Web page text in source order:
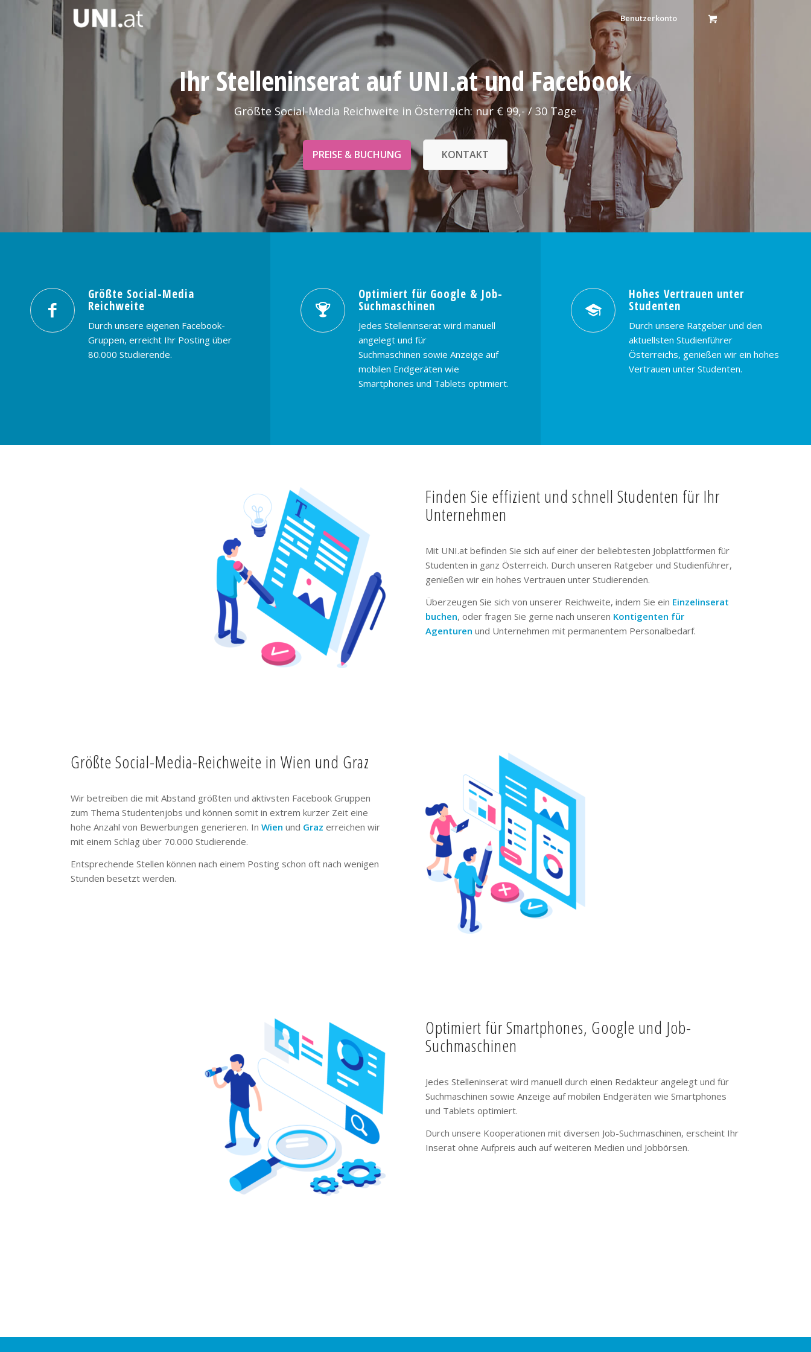
Benutzerkonto
Ihr Stelleninserat auf UNI.at und Facebook
Größte Social-Media Reichweite in Österreich: nur € 99,- / 30 Tage
PREISE & BUCHUNG KONTAKT
Größte Social-Media
Reichweite
Durch unsere eigenen Facebook-
Gruppen, erreicht Ihr Posting über
80.000 Studierende.
Optimiert für Google & Job-
Suchmaschinen
Jedes Stelleninserat wird manuell
angelegt und für
Suchmaschinen sowie Anzeige auf
mobilen Endgeräten wie
Smartphones und Tablets optimiert.
Hohes Vertrauen unter
Studenten
Durch unsere Ratgeber und den
aktuellsten Studienführer
Österreichs, genießen wir ein hohes
Vertrauen unter Studenten.
Finden Sie effizient und schnell Studenten für Ihr
Unternehmen
Mit UNI.at befinden Sie sich auf einer der beliebtesten Jobplattformen für
Studenten in ganz Österreich. Durch unseren Ratgeber und Studienführer,
genießen wir ein hohes Vertrauen unter Studierenden.
Überzeugen Sie sich von unserer Reichweite, indem Sie ein Einzelinserat
buchen, oder fragen Sie gerne nach unseren Kontigenten für
Agenturen und Unternehmen mit permanentem Personalbedarf.
Größte Social-Media-Reichweite in Wien und Graz
Wir betreiben die mit Abstand größten und aktivsten Facebook Gruppen
zum Thema Studentenjobs und können somit in extrem kurzer Zeit eine
hohe Anzahl von Bewerbungen generieren. InWien und Graz erreichen wir
mit einem Schlag über 70.000 Studierende.
Entsprechende Stellen können nach einem Posting schon oft nach wenigen
Stunden besetzt werden.
Optimiert für Smartphones, Google und Job-
Suchmaschinen
Jedes Stelleninserat wird manuell durch einen Redakteur angelegt und für
Suchmaschinen sowie Anzeige auf mobilen Endgeräten wie Smartphones
und Tablets optimiert.
Durch unsere Kooperationen mit diversen Job-Suchmaschinen, erscheint Ihr
Inserat ohne Aufpreis auch auf weiteren Medien und Jobbörsen.